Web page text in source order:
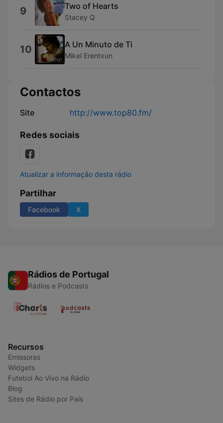
9 Two of Hearts
Stacey Q
10 A Un Minuto de Ti
Mikel Erentxun
Contactos
Site http://www.top80.fm/
Redes sociais
Atualizar a informação desta rádio
Partilhar
Facebook X
Rádios de Portugal
Rádios e Podcasts
Recursos
Emissoras
Widgets
Futebol Ao Vivo na Rádio
Blog
Sites de Rádio por País